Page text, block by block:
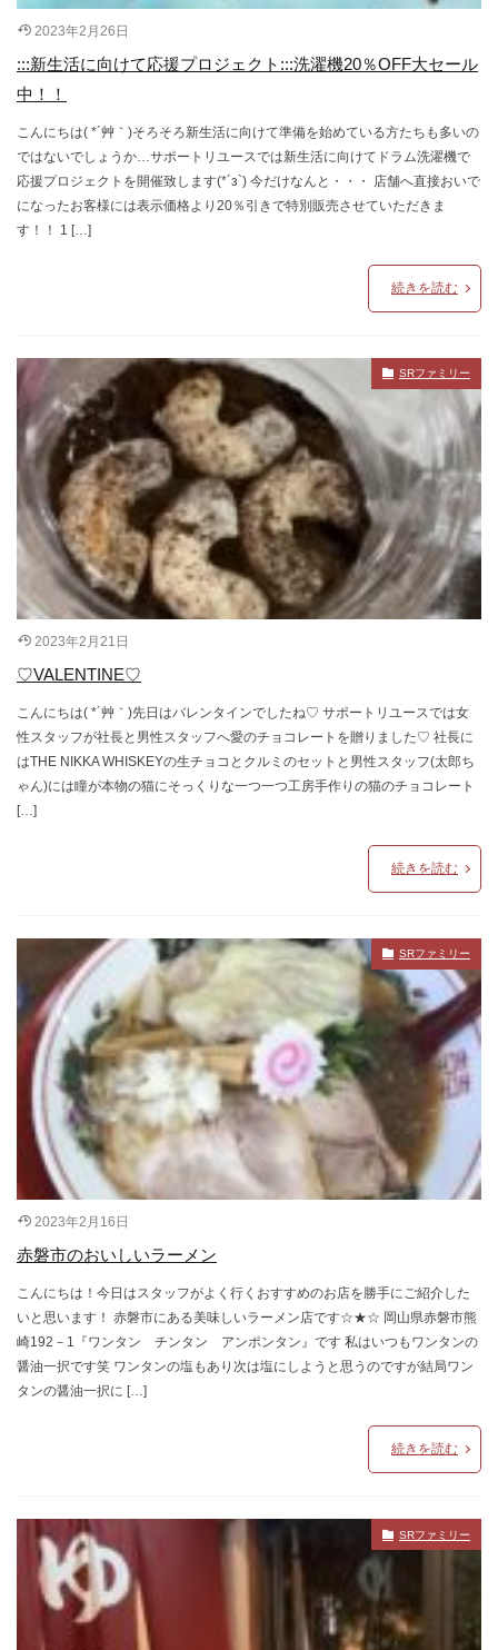
2023年2月26日
:::新生活に向けて応援プロジェクト:::洗濯機20％OFF大セール
中！！
こんにちは( *´艸｀)そろそろ新生活に向けて準備を始めている方たちも多いの
ではないでしょうか…サポートリユースでは新生活に向けてドラム洗濯機で
応援プロジェクトを開催致します(*´з`) 今だけなんと・・・ 店舗へ直接おいで
になったお客様には表示価格より20％引きで特別販売させていただきま
す！！ 1 […]
続きを読む
SRファミリー
2023年2月21日
♡VALENTINE♡
こんにちは( *´艸｀)先日はバレンタインでしたね♡ サポートリユースでは女
性スタッフが社長と男性スタッフへ愛のチョコレートを贈りました♡ 社長に
はTHE NIKKA WHISKEYの生チョコとクルミのセットと男性スタッフ(太郎ち
ゃん)には瞳が本物の猫にそっくりな一つ一つ工房手作りの猫のチョコレート
[…]
続きを読む
SRファミリー
2023年2月16日
赤磐市のおいしいラーメン
こんにちは！今日はスタッフがよく行くおすすめのお店を勝手にご紹介した
いと思います！ 赤磐市にある美味しいラーメン店です☆★☆ 岡山県赤磐市熊
崎192－1『ワンタン チンタン アンポンタン』です 私はいつもワンタンの
醤油一択です笑 ワンタンの塩もあり次は塩にしようと思うのですが結局ワン
タンの醤油一択に […]
続きを読む
SRファミリー